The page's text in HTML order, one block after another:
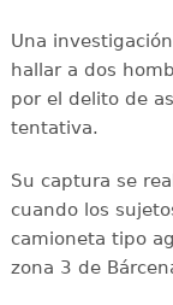
Una
hallar a dos
por el delito de
tentativa.
Su captura se
cuando los
camioneta tipo
zona 3 de